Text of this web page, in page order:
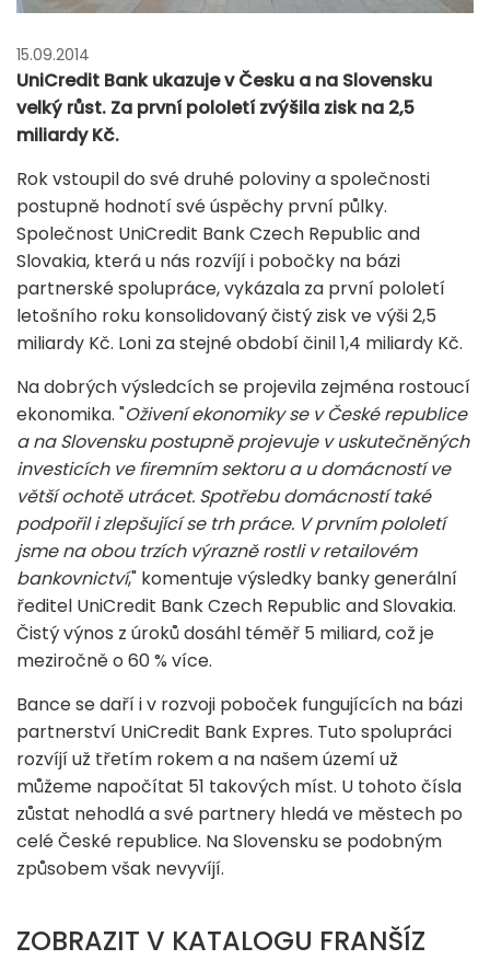
15.09.2014
UniCredit Bank ukazuje v Česku a na Slovensku
velký růst. Za první pololetí zvýšila zisk na 2,5
miliardy Kč.
Rok vstoupil do své druhé poloviny a společnosti
postupně hodnotí své úspěchy první půlky.
Společnost UniCredit Bank Czech Republic and
Slovakia, která u nás rozvíjí i pobočky na bázi
partnerské spolupráce, vykázala za první pololetí
letošního roku konsolidovaný čistý zisk ve výši 2,5
miliardy Kč. Loni za stejné období činil 1,4 miliardy Kč.
Na dobrých výsledcích se projevila zejména rostoucí
ekonomika. "Oživení ekonomiky se v České republice
a na Slovensku postupně projevuje v uskutečněných
investicích ve firemním sektoru a u domácností ve
větší ochotě utrácet. Spotřebu domácností také
podpořil i zlepšující se trh práce. V prvním pololetí
jsme na obou trzích výrazně rostli v retailovém
bankovnictví," komentuje výsledky banky generální
ředitel UniCredit Bank Czech Republic and Slovakia.
Čistý výnos z úroků dosáhl téměř 5 miliard, což je
meziročně o 60 % více.
Bance se daří i v rozvoji poboček fungujících na bázi
partnerství UniCredit Bank Expres. Tuto spolupráci
rozvíjí už třetím rokem a na našem území už
můžeme napočítat 51 takových míst. U tohoto čísla
zůstat nehodlá a své partnery hledá ve městech po
celé České republice. Na Slovensku se podobným
způsobem však nevyvíjí.
ZOBRAZIT V KATALOGU FRANŠÍZ